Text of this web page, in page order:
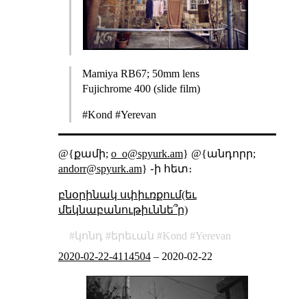
Mamiya RB67; 50mm lens
Fujichrome 400 (slide film)
#Kond #Yerevan
@{քամի; o_o@spyurk.am} @{անդորր;
andorr@spyurk.am} ֊ի հետ։
բնօրինակ սփիւռքում(եւ
մեկնաբանութիւննե՞ր)
կոնդ երեւան Kond
Yerevan
2020-02-22-4114504– 2020-02-22